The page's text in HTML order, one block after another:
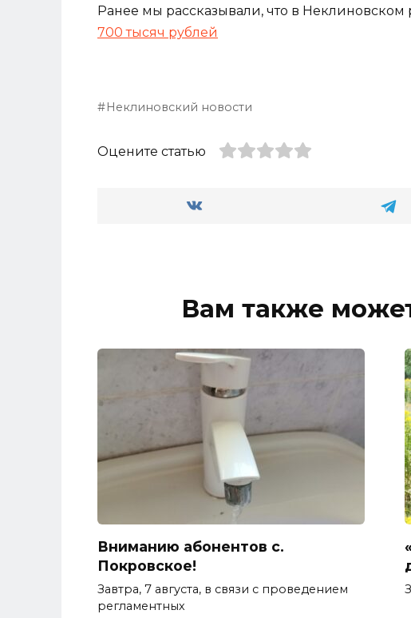
Ранее мы рассказывали, что в Неклиновском
700 тысяч рублей
Неклиновский новости
Оцените статью
Вам также
Вниманию абонентов с.
Покровское!
Завтра, 7 августа, в связи с проведением
регламентных